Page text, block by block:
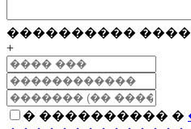
����������
+
� ���������� �